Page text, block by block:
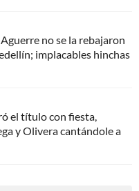
no se la rebajaron
implacables hinchas
el título con fiesta,
y Olivera cantándole a